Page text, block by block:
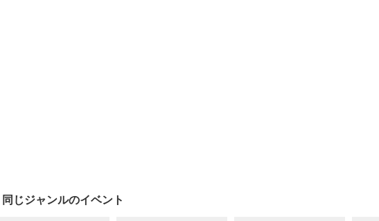
同じジャンルのイベント